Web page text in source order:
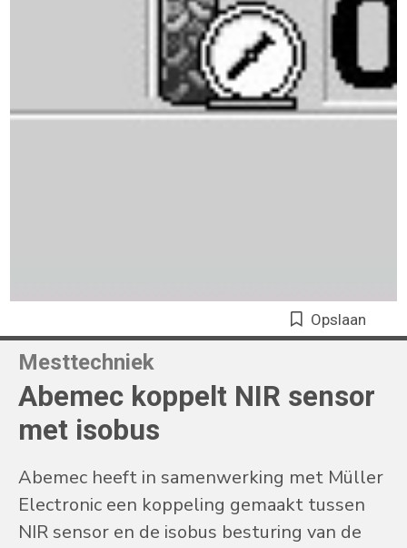
Opslaan
Mesttechniek
Abemec koppelt NIR sensor
met isobus
Abemec heeft in samenwerking met Müller
Electronic een koppeling gemaakt tussen
NIR sensor en de isobus besturing van de